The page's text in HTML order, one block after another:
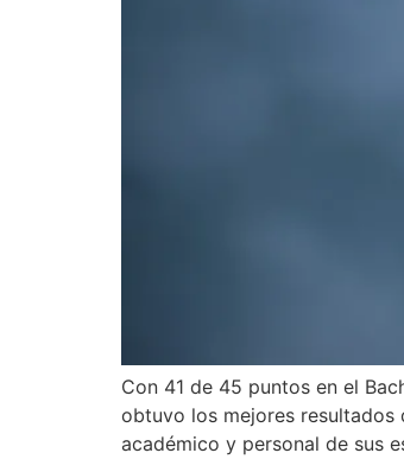
Con 41 de 45 puntos en el
obtuvo los mejores resultados
académico y personal de sus